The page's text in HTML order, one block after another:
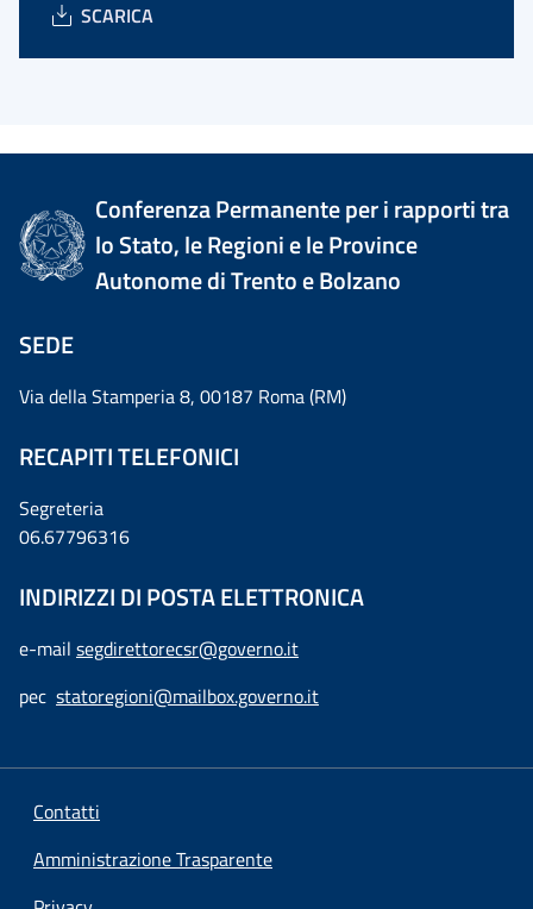
SCARICA
Conferenza Permanente per i rapporti tra
lo Stato, le Regioni e le Province
Autonome di Trento e Bolzano
SEDE
Via della Stamperia 8, 00187 Roma (RM)
RECAPITI TELEFONICI
Segreteria
06.67796316
INDIRIZZI DI POSTA ELETTRONICA
e-mail segdirettorecsr@governo.it
pec statoregioni@mailbox.governo.it
Contatti
Amministrazione Trasparente